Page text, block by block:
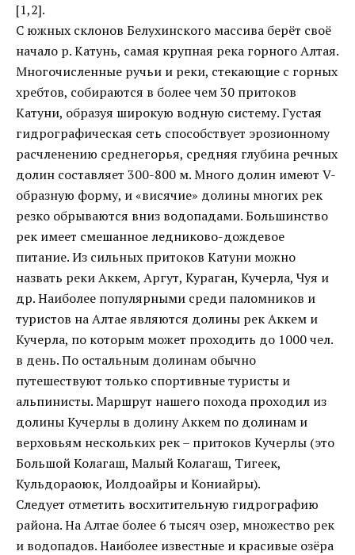
[1,2].
С южных склонов Белухинского массива берёт своё
начало р. Катунь, самая крупная река горного Алтая.
Многочисленные ручьи и реки, стекающие с горных
хребтов, собираются в более чем 30 притоков
Катуни, образуя широкую водную систему. Густая
гидрографическая сеть способствует эрозионному
расчленению среднегорья, средняя глубина речных
долин составляет 300-800 м. Много долин имеют V-
образную форму, и «висячие» долины многих рек
резко обрываются вниз водопадами. Большинство
рек имеет смешанное ледниково-дождевое
питание. Из сильных притоков Катуни можно
назвать реки Аккем, Аргут, Кураган, Кучерла, Чуя и
др. Наиболее популярными среди паломников и
туристов на Алтае являются долины рек Аккем и
Кучерла, по которым может проходить до 1000 чел.
в день. По остальным долинам обычно
путешествуют только спортивные туристы и
альпинисты. Маршрут нашего похода проходил из
долины Кучерлы в долину Аккем по долинам и
верховьям нескольких рек – притоков Кучерлы (это
Большой Колагаш, Малый Колагаш, Тигеек,
Кульдораоюк, Иолдоайры и Кониайры).
Следует отметить восхитительную гидрографию
района. На Алтае более 6 тысяч озер, множество рек
и водопадов. Наиболее известные и красивые озёра